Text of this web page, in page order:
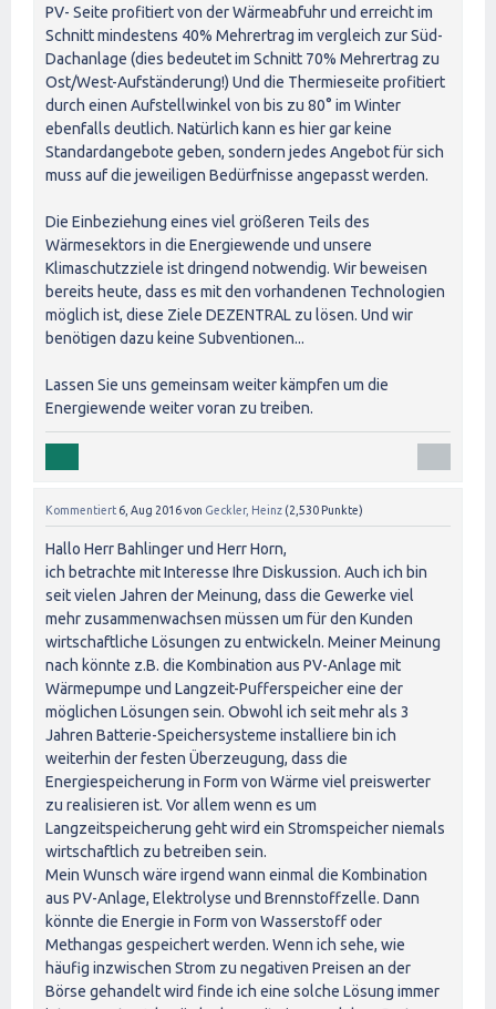
PV- Seite profitiert von der Wärmeabfuhr und erreicht im
Schnitt mindestens 40% Mehrertrag im vergleich zur Süd-
Dachanlage (dies bedeutet im Schnitt 70% Mehrertrag zu
Ost/West-Aufständerung!) Und die Thermieseite profitiert
durch einen Aufstellwinkel von bis zu 80° im Winter
ebenfalls deutlich. Natürlich kann es hier gar keine
Standardangebote geben, sondern jedes Angebot für sich
muss auf die jeweiligen Bedürfnisse angepasst werden.
Die Einbeziehung eines viel größeren Teils des
Wärmesektors in die Energiewende und unsere
Klimaschutzziele ist dringend notwendig. Wir beweisen
bereits heute, dass es mit den vorhandenen Technologien
möglich ist, diese Ziele DEZENTRAL zu lösen. Und wir
benötigen dazu keine Subventionen...
Lassen Sie uns gemeinsam weiter kämpfen um die
Energiewende weiter voran zu treiben.
Kommentiert 6, Aug 2016von Geckler, Heinz (2,530 Punkte)
Hallo Herr Bahlinger und Herr Horn,
ich betrachte mit Interesse Ihre Diskussion. Auch ich bin
seit vielen Jahren der Meinung, dass die Gewerke viel
mehr zusammenwachsen müssen um für den Kunden
wirtschaftliche Lösungen zu entwickeln. Meiner Meinung
nach könnte z.B. die Kombination aus PV-Anlage mit
Wärmepumpe und Langzeit-Pufferspeicher eine der
möglichen Lösungen sein. Obwohl ich seit mehr als 3
Jahren Batterie-Speichersysteme installiere bin ich
weiterhin der festen Überzeugung, dass die
Energiespeicherung in Form von Wärme viel preiswerter
zu realisieren ist. Vor allem wenn es um
Langzeitspeicherung geht wird ein Stromspeicher niemals
wirtschaftlich zu betreiben sein.
Mein Wunsch wäre irgend wann einmal die Kombination
aus PV-Anlage, Elektrolyse und Brennstoffzelle. Dann
könnte die Energie in Form von Wasserstoff oder
Methangas gespeichert werden. Wenn ich sehe, wie
häufig inzwischen Strom zu negativen Preisen an der
Börse gehandelt wird finde ich eine solche Lösung immer